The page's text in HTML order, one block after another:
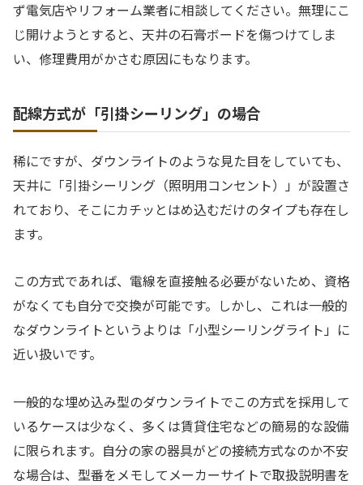
ず電気店やリフォーム業者に相談してください。無理にこ
じ開けようとすると、天井の石膏ボードを傷つけてしま
い、修理費用がかさむ原因にもなります。
配線方式が「引掛シーリング」の場合
稀にですが、ダウンライトのような見た目をしていても、
天井に「引掛シーリング（照明用コンセント）」が設置さ
れており、そこにカチッとはめ込むだけのタイプも存在し
ます。
この方式であれば、電線を直接触る必要がないため、資格
がなくても自分で交換が可能です。しかし、これは一般的
なダウンライトというよりは「小型シーリングライト」に
近い扱いです。
一般的な埋め込み型のダウンライトでこの方式を採用して
いるケースは少なく、多くは賃貸住宅などの簡易的な設備
に限られます。自分の家の器具がどの接続方式なのか不安
な場合は、型番をメモしてメーカーサイトで取扱説明書を